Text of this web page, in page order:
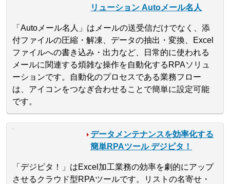
リューション Autoメール名人
「Autoメール名人」はメールの送受信だけでなく、添
付ファイルの圧縮・解凍、データの抽出・変換、Excel
ファイルへの書き込み・出力など、日常的に使われる
メールに関連する煩雑な操作を自動化するRPAソリュ
ーションです。自動化のプロセスである業務フロー
は、アイコンをつなぎ合わせることで簡単に設定可能
です。
データメンテナンスを効率化する
簡単RPAツール デジピタ！
「デジピタ！」はExcel加工業務の効率を劇的にアップ
させるクラウド型RPAツールです。リストの名寄せ・